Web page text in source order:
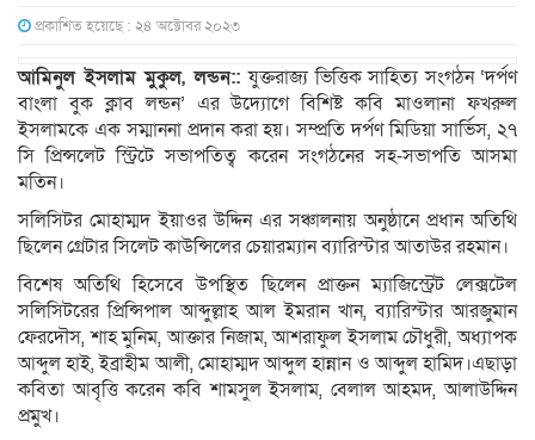
প্রকাশিত হয়েছে : ২৪ অক্টোবর ২০২৩
আমিনুল ইসলাম মুকুল, লন্ডন::যুক্তরাজ্য ভিত্তিক সাহিত্য সংগঠন ‘দর্পণ
বাংলা বুক ক্লাব লন্ডন’ এর উদ্যোগে বিশিষ্ট কবি মাওলানা ফখরুল
ইসলামকে এক সম্মাননা প্রদান করা হয়। সম্প্রতি দর্পণ মিডিয়া সার্ভিস, ২৭
সি প্রিন্সলেট স্ট্রিটে সভাপতিত্ব করেন সংগঠনের সহ-সভাপতি আসমা
মতিন।
সলিসিটর মোহাম্মদ ইয়াওর উদ্দিন এর সঞ্চালনায় অনুষ্ঠানে প্রধান অতিথি
ছিলেন গ্রেটার সিলেট কাউন্সিলের চেয়ারম্যান ব্যারিস্টার আতাউর রহমান।
বিশেষ অতিথি হিসেবে উপস্থিত ছিলেন প্রাক্তন ম্যাজিস্ট্রেট লেক্সটেল
সলিসিটরের প্রিন্সিপাল আব্দুল্লাহ আল ইমরান খান, ব্যারিস্টার আরজুমান
ফেরদৌস, শাহ মুনিম, আক্তার নিজাম, আশরাফুল ইসলাম চৌধুরী, অধ্যাপক
আব্দুল হাই, ইব্রাহীম আলী, মোহাম্মদ আব্দুল হান্নান ও আব্দুল হামিদ।এছাড়া
কবিতা আবৃত্তি করেন কবি শামসুল ইসলাম, বেলাল আহমদ, আলাউদ্দিন
প্রমুখ।